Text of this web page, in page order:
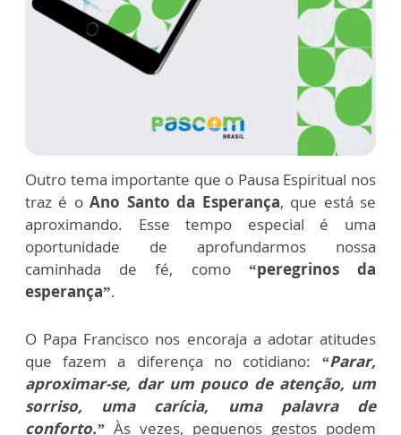
Outro tema importante que o Pausa Espiritual nos
traz é oAno Santo da Esperança, que está se
aproximando. Esse tempo especial é uma
oportunidade de aprofundarmos nossa
caminhada de fé, como “peregrinos da
esperança”.
O Papa Francisco nos encoraja a adotar atitudes
que fazem a diferença no cotidiano: “Parar,
aproximar-se, dar um pouco de atenção, um
sorriso, uma carícia, uma palavra de
conforto.” Às vezes, pequenos gestos podem